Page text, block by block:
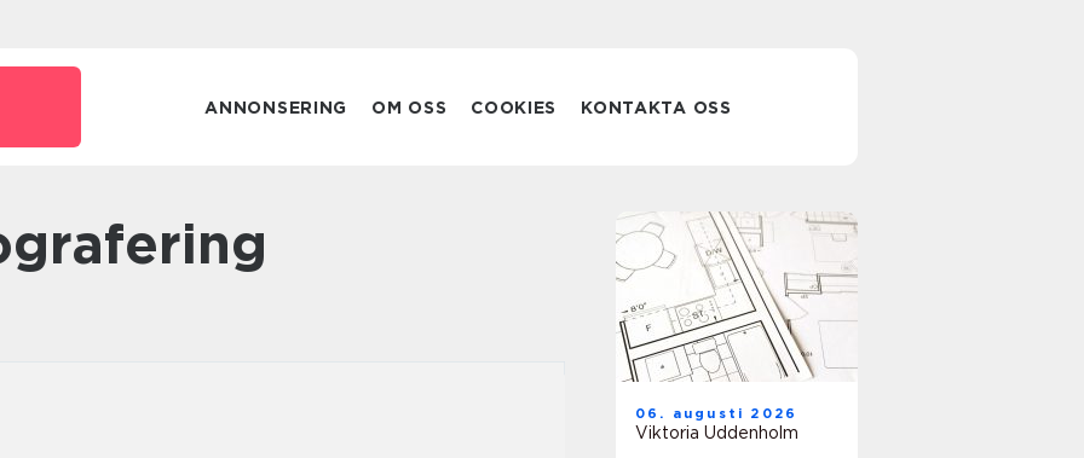
ANNONSERING OM OSS COOKIES KONTAKTA OSS
06. augusti 2026
Viktoria Uddenholm